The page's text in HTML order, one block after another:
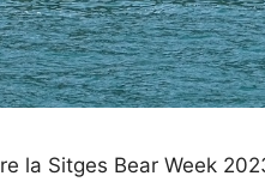
la Sitges Bear Week